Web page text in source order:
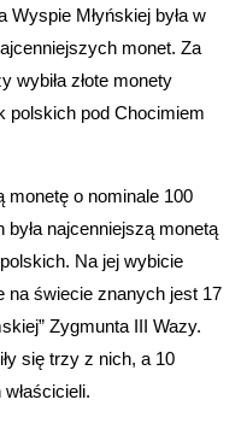
Młyńskiej była w
monet. Za
wybiła złote monety
polskich pod Chocimiem
monetę o nominale 100
najcenniejszą monetą
Na jej wybicie
na świecie znanych jest 17
Zygmunta III Wazy.
się trzy z nich, a 10